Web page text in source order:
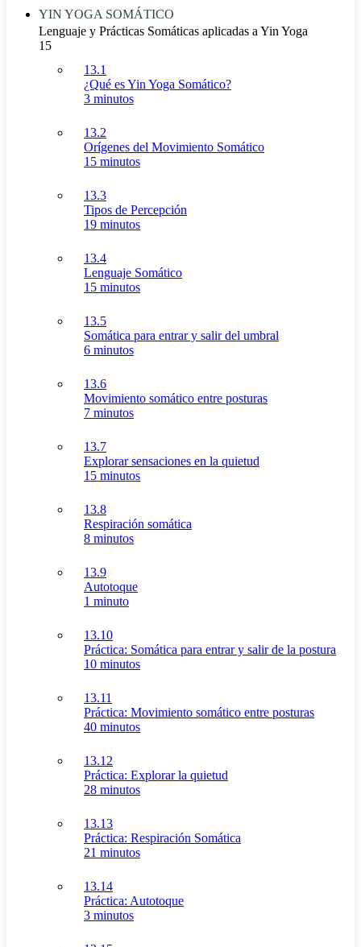
YIN YOGA SOMÁTICO
Lenguaje y Prácticas Somáticas aplicadas a Yin Yoga
15
13.1
¿Qué es Yin Yoga Somático?
3 minutos
13.2
Orígenes del Movimiento Somático
15 minutos
13.3
Tipos de Percepción
19 minutos
13.4
Lenguaje Somático
15 minutos
13.5
Somática para entrar y salir del umbral
6 minutos
13.6
Movimiento somático entre posturas
7 minutos
13.7
Explorar sensaciones en la quietud
15 minutos
13.8
Respiración somática
8 minutos
13.9
Autotoque
1 minuto
13.10
Práctica: Somática para entrar y salir de la postura
10 minutos
13.11
Práctica: Movimiento somático entre posturas
40 minutos
13.12
Práctica: Explorar la quietud
28 minutos
13.13
Práctica: Respiración Somática
21 minutos
13.14
Práctica: Autotoque
3 minutos